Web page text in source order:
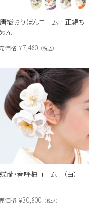
織おりぼんコーム 正絹ち
ん
価格 ¥7,480 税込
蘭・春呼梅コーム （白）
価格 ¥30,800 税込